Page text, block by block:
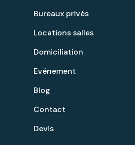
Bureaux privés
Locations salles
Domiciliation
Evénement
Blog
Contact
Devis